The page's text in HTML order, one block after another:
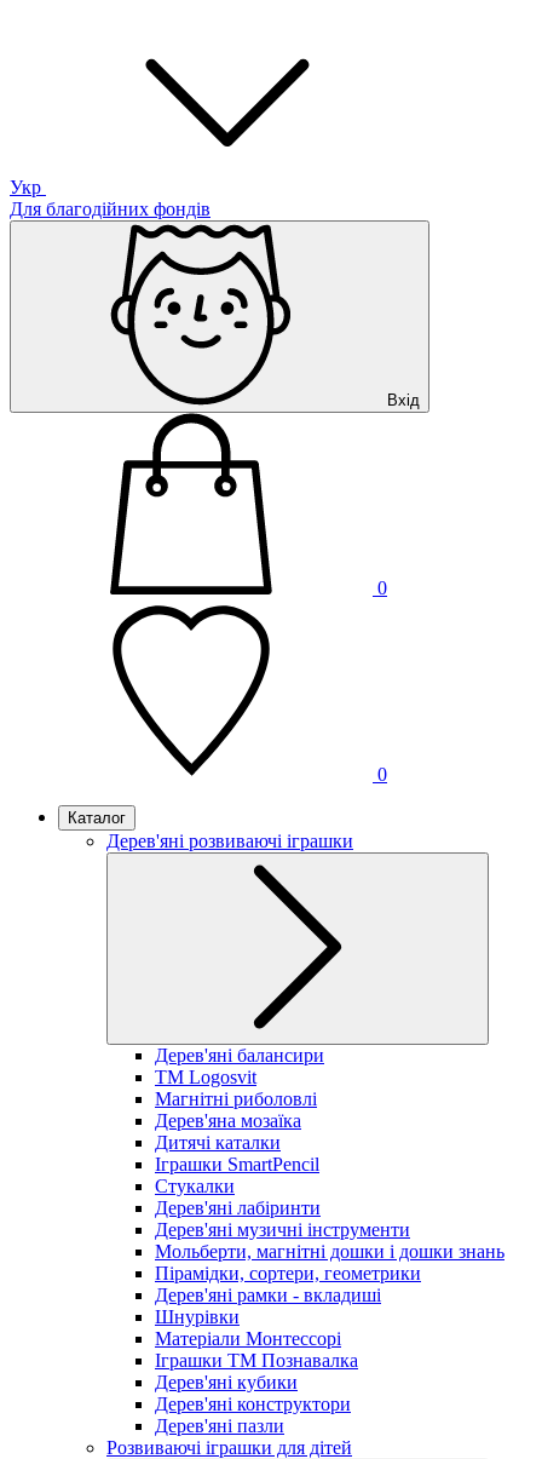
Укр
Для благодійних фондів
Вхід
0
0
Каталог
Дерев'яні розвиваючі іграшки
Дерев'яні балансири
TM Logosvit
Магнітні риболовлі
Дерев'яна мозаїка
Дитячі каталки
Іграшки SmartPencil
Стукалки
Дерев'яні лабіринти
Дерев'яні музичні інструменти
Мольберти, магнітні дошки і дошки знань
Пірамідки, сортери, геометрики
Дерев'яні рамки - вкладиші
Шнурівки
Матеріали Монтессорі
Іграшки ТМ Познавалка
Дерев'яні кубики
Дерев'яні конструктори
Дерев'яні пазли
Розвиваючі іграшки для дітей